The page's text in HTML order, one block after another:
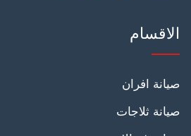
فيسبوك
الاقسام
صيانة افران
صيانة ثلاجات